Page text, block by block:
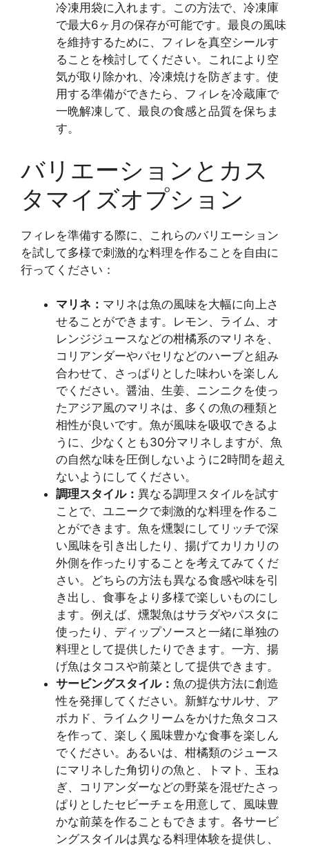
冷凍用袋に入れます。この方法で、冷凍庫
で最大6ヶ月の保存が可能です。最良の風味
を維持するために、フィレを真空シールす
ることを検討してください。これにより空
気が取り除かれ、冷凍焼けを防ぎます。使
用する準備ができたら、フィレを冷蔵庫で
一晩解凍して、最良の食感と品質を保ちま
す。
バリエーションとカス
タマイズオプション
フィレを準備する際に、これらのバリエーション
を試して多様で刺激的な料理を作ることを自由に
行ってください：
マリネ： マリネは魚の風味を大幅に向上さ
せることができます。レモン、ライム、オ
レンジジュースなどの柑橘系のマリネを、
コリアンダーやパセリなどのハーブと組み
合わせて、さっぱりとした味わいを楽しん
でください。醤油、生姜、ニンニクを使っ
たアジア風のマリネは、多くの魚の種類と
相性が良いです。魚が風味を吸収できるよ
うに、少なくとも30分マリネしますが、魚
の自然な味を圧倒しないように2時間を超え
ないようにしてください。
調理スタイル： 異なる調理スタイルを試す
ことで、ユニークで刺激的な料理を作るこ
とができます。魚を燻製にしてリッチで深
い風味を引き出したり、揚げてカリカリの
外側を作ったりすることを考えてみてくだ
さい。どちらの方法も異なる食感や味を引
き出し、食事をより多様で楽しいものにし
ます。例えば、燻製魚はサラダやパスタに
使ったり、ディップソースと一緒に単独の
料理として提供したりできます。一方、揚
げ魚はタコスや前菜として提供できます。
サービングスタイル： 魚の提供方法に創造
性を発揮してください。新鮮なサルサ、ア
ボカド、ライムクリームをかけた魚タコス
を作って、楽しく風味豊かな食事を楽しん
でください。あるいは、柑橘類のジュース
にマリネした角切りの魚と、トマト、玉ね
ぎ、コリアンダーなどの野菜を混ぜたさっ
ぱりとしたセビーチェを用意して、風味豊
かな前菜を作ることもできます。各サービ
ングスタイルは異なる料理体験を提供し、